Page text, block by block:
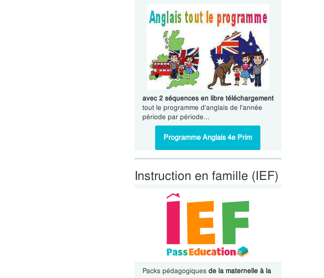
avec 2 séquences en libre téléchargement
tout le programme d'anglais de l'année
période par période...
Programme Anglais 4e Prim
Instruction en famille (IEF)
Packs pédagogiques de la maternelle à la